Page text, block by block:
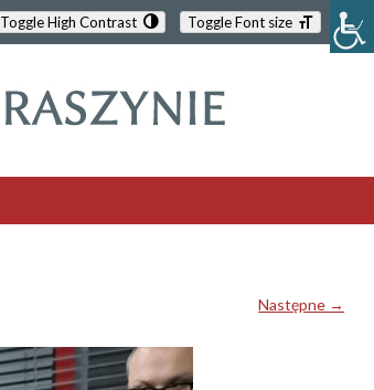
Toggle High Contrast Toggle Font size
Następne →